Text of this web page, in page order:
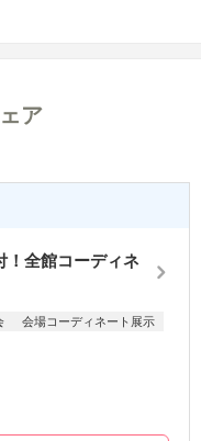
ア
！全館コーディネ
会場コーディネート展示